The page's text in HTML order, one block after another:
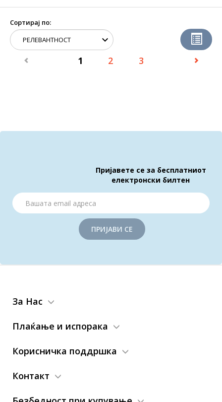
Сортирај по:
1 2 3
Пријавете се за бесплатниот
електронски билтен
ПРИЈАВИ СЕ
За Нас
Плаќање и испорака
Корисничка поддршка
Контакт